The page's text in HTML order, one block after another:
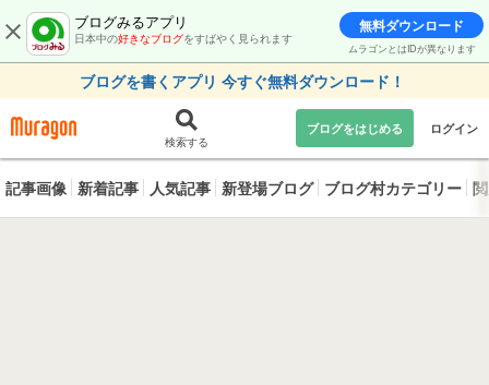
ブログみるアプリ
日本中の好きなブログをすばやく見られます
無料ダウンロード
ムラゴンとはIDが異なります
ブログを書くアプリ 今すぐ無料ダウンロード！
検索する
ブログをはじめる ログイン
記事画像 新着記事 人気記事 新登場ブログ ブログ村カテゴリー